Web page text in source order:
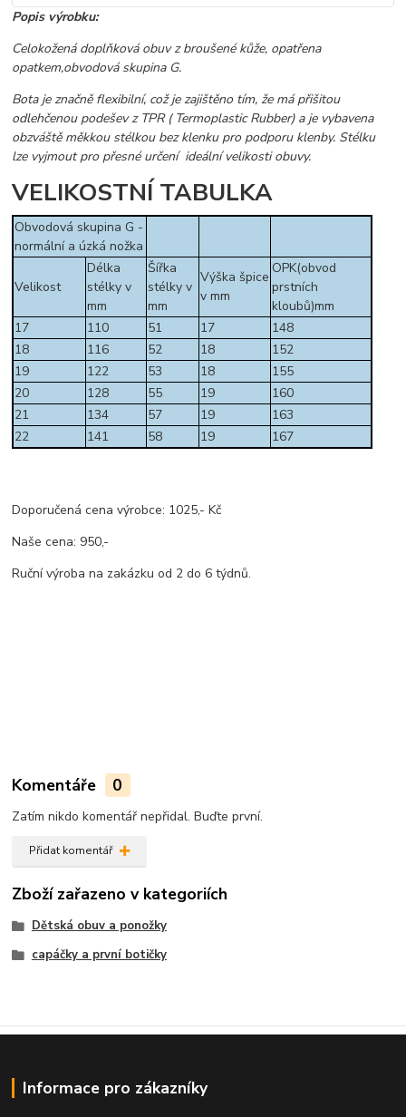
Popis výrobku:
Celokožená doplňková obuv z broušené kůže, opatřena
opatkem,obvodová skupina G.
Bota je značně flexibilní, což je zajištěno tím, že má přišitou
odlehčenou podešev z TPR ( Termoplastic Rubber) a je vybavena
obzváště měkkou stélkou bez klenku pro podporu klenby. Stélku
lze vyjmout pro přesné určení ideální velikosti obuvy.
VELIKOSTNÍ TABULKA
Obvodová skupina G -
normální a úzká nožka
Velikost
Délka
stélky v
mm
Šířka
stélky v
mm
Výška špice
v mm
OPK(obvod
prstních
kloubů)mm
17
110 51 17
148
18
116 52 18
152
19
122 53 18
155
20
128 55 19
160
21
134 57 19
163
22
141 58 19 167
Doporučená cena výrobce: 1025,- Kč
Naše cena: 950,-
Ruční výroba na zakázku od 2 do 6 týdnů.
Komentáře 0
Zatím nikdo komentář nepřidal. Buďte první.
Přidat komentář
Zboží zařazeno v kategoriích
Dětská obuv a ponožky
capáčky a první botičky
Informace pro zákazníky